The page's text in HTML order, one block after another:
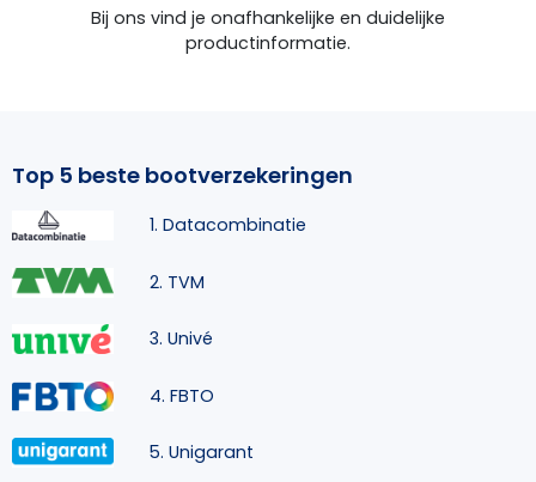
Bij ons vind je onafhankelijke en duidelijke
productinformatie.
Top 5 beste bootverzekeringen
1. Datacombinatie
2. TVM
3. Univé
4. FBTO
5. Unigarant